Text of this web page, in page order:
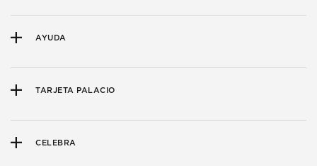
AYUDA
TARJETA PALACIO
CELEBRA